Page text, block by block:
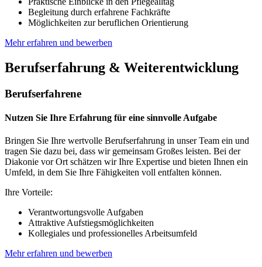
Begleitung durch erfahrene Fachkräfte
Möglichkeiten zur beruflichen Orientierung
Mehr erfahren und bewerben
Berufserfahrung & Weiterentwicklung
Berufserfahrene
Nutzen Sie Ihre Erfahrung für eine sinnvolle Aufgabe
Bringen Sie Ihre wertvolle Berufserfahrung in unser Team ein und
tragen Sie dazu bei, dass wir gemeinsam Großes leisten. Bei der
Diakonie vor Ort schätzen wir Ihre Expertise und bieten Ihnen ein
Umfeld, in dem Sie Ihre Fähigkeiten voll entfalten können.
Ihre Vorteile:
Verantwortungsvolle Aufgaben
Attraktive Aufstiegsmöglichkeiten
Kollegiales und professionelles Arbeitsumfeld
Mehr erfahren und bewerben